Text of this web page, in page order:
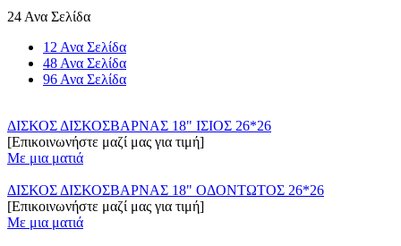
24 Ανα Σελίδα
12 Ανα Σελίδα
48 Ανα Σελίδα
96 Ανα Σελίδα
ΔΙΣΚΟΣ ΔΙΣΚΟΣΒΑΡΝΑΣ 18" ΙΣΙΟΣ 26*26
[Επικοινωνήστε μαζί μας για τιμή]
Με μια ματιά
ΔΙΣΚΟΣ ΔΙΣΚΟΣΒΑΡΝΑΣ 18" ΟΔΟΝΤΩΤΟΣ 26*26
[Επικοινωνήστε μαζί μας για τιμή]
Με μια ματιά